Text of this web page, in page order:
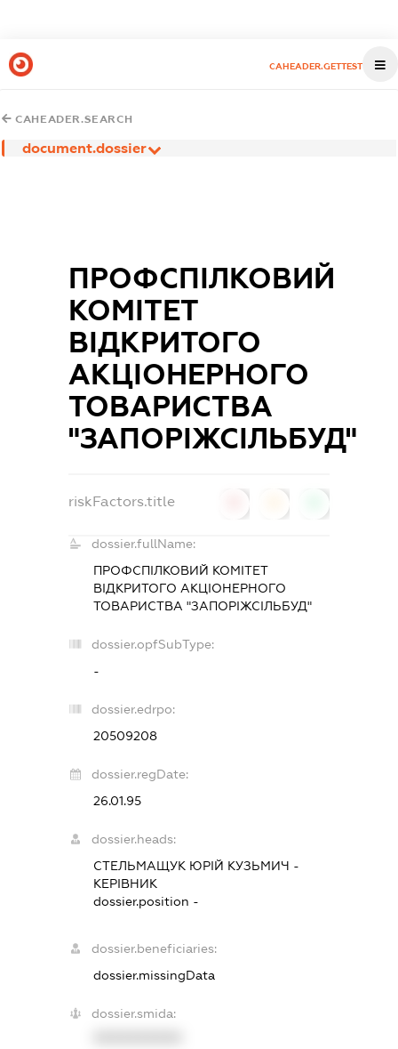
CAHEADER.GETTEST
CAHEADER.SEARCH
document.dossier
ПРОФСПІЛКОВИЙ
КОМІТЕТ
ВІДКРИТОГО
АКЦІОНЕРНОГО
ТОВАРИСТВА
"ЗАПОРІЖСІЛЬБУД"
riskFactors.title
dossier.fullName:
ПРОФСПІЛКОВИЙ КОМІТЕТ
ВІДКРИТОГО АКЦІОНЕРНОГО
ТОВАРИСТВА "ЗАПОРІЖСІЛЬБУД"
dossier.opfSubType:
-
dossier.edrpo:
20509208
dossier.regDate:
26.01.95
dossier.heads:
СТЕЛЬМАЩУК ЮРІЙ КУЗЬМИЧ -
КЕРІВНИК
dossier.position -
dossier.beneficiaries:
dossier.missingData
dossier.smida: